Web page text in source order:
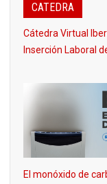
CATEDRA
Cátedra Virtual
Inserción Laboral
El monóxido de